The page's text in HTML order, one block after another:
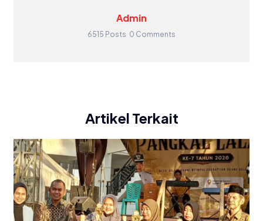
Admin
6515 Posts 0 Comments
Artikel Terkait